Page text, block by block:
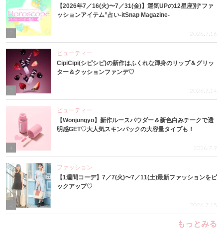
【2026年7／16(火)〜7／31(金)】運気UPの12星座別“ファ
ッションアイテム”占い-itSnap Magazine-
2026.7.16
3
ビューティー
CipiCipi(シピシピ)の新作はふくれな渾身のリップ＆グリッ
ター＆クッションファンデ♡
2026.7.14
4
ビューティー
【Wonjungyo】新作ルースパウダー＆新色白みチークで透
明感GET♡大人気スキンパックの大容量タイプも！
2026.7.9
ファッション
【1週間コーデ】7／7(火)〜7／11(土)最新ファッションをピ
ックアップ♡
2026.7.15
もっとみる